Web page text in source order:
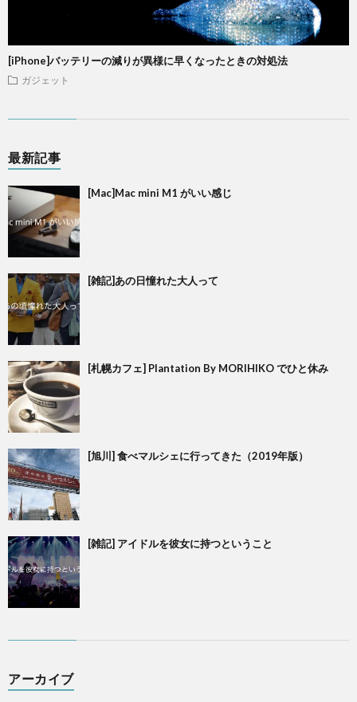
[iPhone]バッテリーの減りが異様に早くなったときの対処法
ガジェット
最新記事
[Mac]Mac mini M1 がいい感じ
[雑記]あの日憧れた大人って
[札幌カフェ] Plantation By MORIHIKO でひと休み
[旭川] 食べマルシェに行ってきた（2019年版）
[雑記] アイドルを彼女に持つということ
アーカイブ